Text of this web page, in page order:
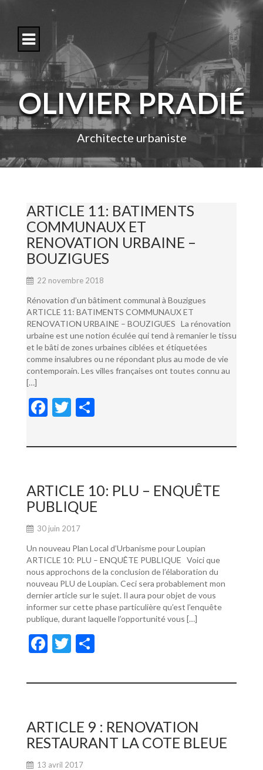
o
c
n
e
OLIVIER PRADIÉ
Architecte urbaniste
ARTICLE 11: BATIMENTS
COMMUNAUX ET
RENOVATION URBAINE –
BOUZIGUES
22 novembre 2018
Rénovation d’un bâtiment communal à Bouzigues
ARTICLE 11: BATIMENTS COMMUNAUX ET
RENOVATION URBAINE – BOUZIGUES La rénovation
urbaine est une notion éculée qui tend à remanier le tissu
et le bâti de zones urbaines ciblées et étiquetées
comme insalubres ou ne répondant plus au mode de vie
contemporain. Les villes françaises ont toutes connu au
[…]
F
e
o
o
k
T
itt ta
er
ARTICLE 10: PLU – ENQUÊTE
PUBLIQUE
30 juin 2017
Un nouveau Plan Local d’Urbanisme pour Loupian
ARTICLE 10: PLU – ENQUÊTE PUBLIQUE Voici que
nous approchons de la conclusion de l’élaboration du
nouveau PLU de Loupian. Ceci sera probablement mon
dernier article sur le sujet. Il aura pour objet de vous
informer sur cette phase particulière qu’est l’enquête
publique, durant laquelle l’opportunité vous […]
F
e
o
o
k
T
itt ta
er
ARTICLE 9 : RENOVATION
RESTAURANT LA COTE BLEUE
13 avril 2017